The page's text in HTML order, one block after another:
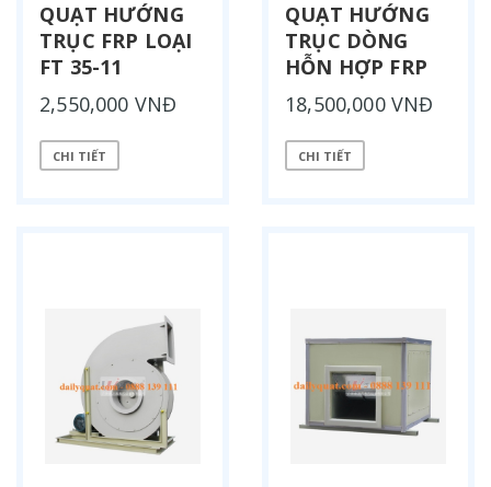
QUẠT HƯỚNG
TRỤC FRP LOẠI
FT 35-11
2,550,000 VNĐ
CHI TIẾT
QUẠT HƯỚNG
TRỤC DÒNG
HỖN HỢP FRP
18,500,000 VNĐ
CHI TIẾT